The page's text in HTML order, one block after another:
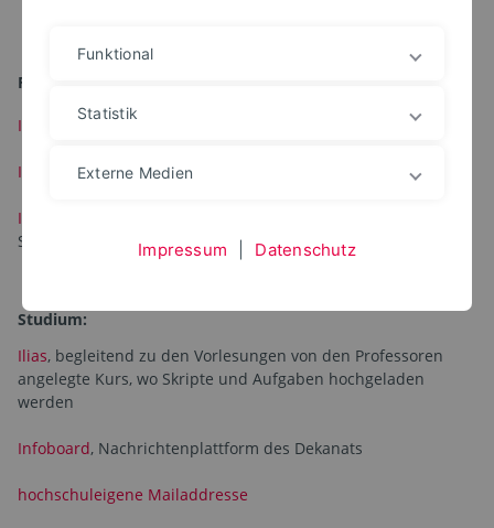
Fachschaft / AStA:
Instagram-Account der Fachschaft BU​
Instagram-Account des Fachbereiches BU
Instagram-Account des AstA
Studentenausschuss)
Studium:
Ilias, begleitend zu den Vorlesungen von den Professoren
angelegte Kurs, wo Skripte und Aufgaben hochgeladen
werden
Infoboard, Nachrichtenplattform des Dekanats
hochschuleigene Mailaddresse
Funktional
Statistik
Externe Medien
Impressum Datenschutz